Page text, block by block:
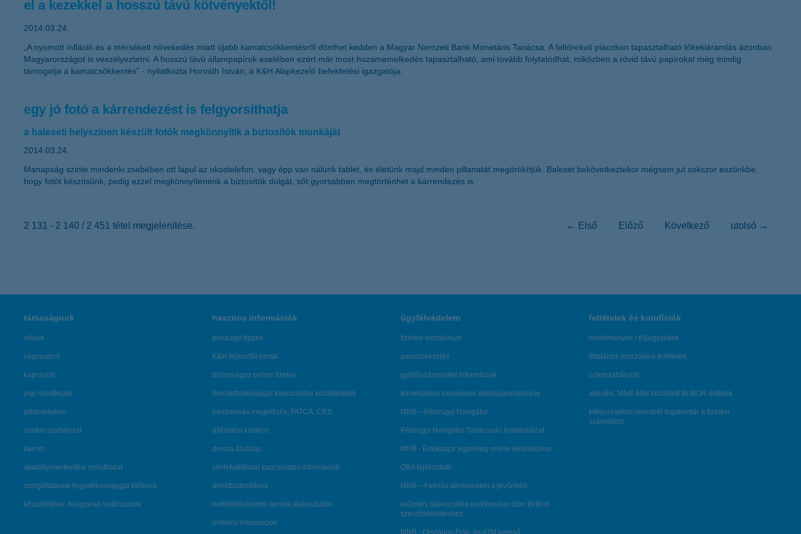
el a kezekkel a hosszú távú kötvényektől!
2014.03.24.
„A nyomott infláció és a mérsékelt növekedés miatt újabb kamatcsökkentésről dönthet kedden a Magyar Nemzeti Bank Monetáris Tanácsa. A feltörekvő piacokon tapasztalható tőkekiáramlás azonban
Magyarországot is veszélyeztetni. A hosszú távú állampapírok esetében ezért már most hozamemelkedés tapasztalható, ami tovább folytatódhat, miközben a rövid távú papírokat még mindig
támogatja a kamatcsökkentés” - nyilatkozta Horváth István, a K&H Alapkezelő befektetési igazgatója.
egy jó fotó a kárrendezést is felgyorsíthatja
a baleseti helyszínen készült fotók megkönnyítik a biztosítók munkáját
2014.03.24.
Manapság szinte mindenki zsebében ott lapul az okostelefon, vagy épp van nálunk tablet, és életünk majd minden pillanatát megörökítjük. Baleset bekövetkeztekor mégsem jut sokszor eszünkbe,
hogy fotót készítsünk, pedig ezzel megkönnyítenénk a biztosítók dolgát, sőt gyorsabban megtörténhet a kárrendezés is.
2 131 - 2 140 / 2 451 tétel megjelenítése. ← Első Előző Következő utolsó →
társaságunk
rólunk
cégcsoport
kapcsolat
jogi nyilatkozat
adatvédelem
cookie szabályzat
karrier
akadálymentesítési nyilatkozat
szolgáltatások fogyatékossággal élőknek
közzétételek, felügyeleti határozatok
hasznos információk
pénzügyi tippek
K&H fejlesztői portál
biztonságos online fizetés
fenntarthatósággal kapcsolatos közzétételek
pénzmosás megelőzés, FATCA, CRS
díjfizetési kisokos
deviza átutalás
címletváltással kapcsolatos információk
direktbiztosítások
befektetővédelmi termék tájékoztatók
öröklési információk
ügyfélvédelem
fizetési moratórium
panaszkezelés
gyűjtőszámlahitel információk
természetes személyek adósságrendezése
MNB – Pénzügyi Navigátor
Pénzügyi Navigátor Tanácsadó Irodahálózat
MNB - Értékpapír egyenleg online lekérdezése
OBA tájékoztató
MNB – Felelős döntésekkel a jövőnkért
előzetes tájékoztatás elektronikus úton történő
szerződéskötéshez
MNB - Országos Fiók- és ATM kereső
feltételek és kondíciók
hirdetmények / díjjegyzékek
általános szerződési feltételek
üzletszabályzat
aktuális, MNB által közzétett BUBOR értékek
kifejezéseket ismertető fogalomtár a fizetési
számlához